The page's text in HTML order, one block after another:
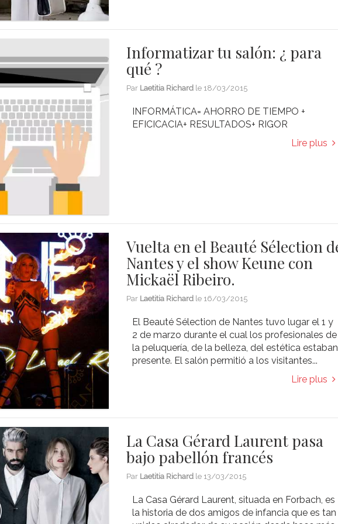
Informatizar tu salón: ¿ para
qué ?
Par Laetitia Richard le 18/03/2015
INFORMÁTICA= AHORRO DE TIEMPO +
EFICICACIA+ RESULTADOS+ RIGOR
Lire plus
Vuelta en el Beauté Sélection
Nantes y el show Keune con
Mickaël Ribeiro.
Par Laetitia Richard le 16/03/2015
El Beauté Sélection de Nantes tuvo lugar el 1 y
2 de marzo durante el cual los profesionales de
la peluquería, de la belleza, del estética estaban
presente. El salón permitió a los visitantes...
Lire plus
La Casa Gérard Laurent pasa
bajo pabellón francés
Par Laetitia Richard le 13/03/2015
La Casa Gérard Laurent, situada en Forbach, es
la historia de dos amigos de infancia que es tan